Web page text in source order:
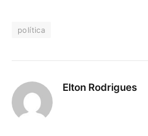
política
Elton Rodrigues